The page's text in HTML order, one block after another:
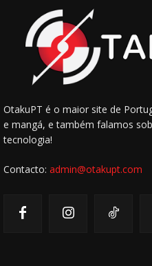
OtakuPT é o maior site de
e mangá, e também falamos
tecnologia!
Contacto: admin@otakupt.com